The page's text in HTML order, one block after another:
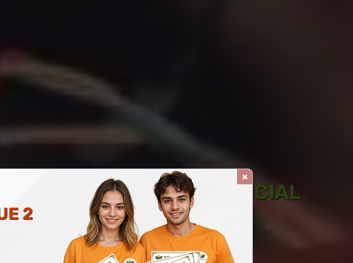
PARA EDUCAÇÃO ESPECIAL
2